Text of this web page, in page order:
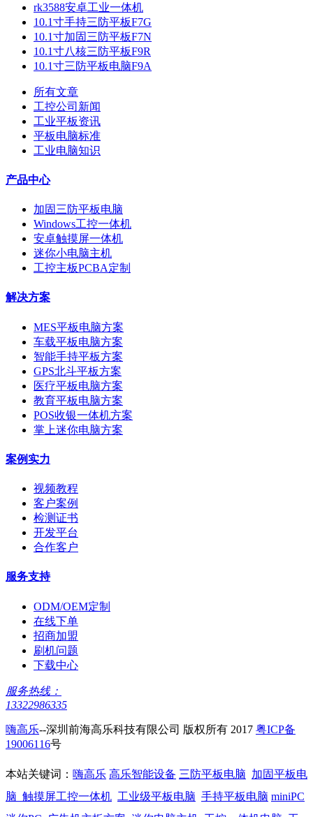
rk3588安卓工业一体机
10.1寸手持三防平板F7G
10.1寸加固三防平板F7N
10.1寸八核三防平板F9R
10.1寸三防平板电脑F9A
所有文章
工控公司新闻
工业平板资讯
平板电脑标准
工业电脑知识
产品中心
加固三防平板电脑
Windows工控一体机
安卓触摸屏一体机
迷你小电脑主机
工控主板PCBA定制
解决方案
MES平板电脑方案
车载平板电脑方案
智能手持平板方案
GPS北斗平板方案
医疗平板电脑方案
教育平板电脑方案
POS收银一体机方案
掌上迷你电脑方案
案例实力
视频教程
客户案例
检测证书
开发平台
合作客户
服务支持
ODM/OEM定制
在线下单
招商加盟
刷机问题
下载中心
服务热线：
13322986335
嗨高乐--深圳前海高乐科技有限公司 版权所有 2017 粤ICP备
19006116号
本站关键词： 嗨高乐 高乐智能设备 三防平板电脑 加固平板电
脑 触摸屏工控一体机 工业级平板电脑 手持平板电脑 miniPC